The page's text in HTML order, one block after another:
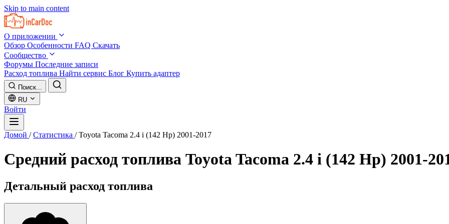
Skip to main content
О приложении
Обзор Особенности FAQ Скачать
Сообщество
Форумы Последние записи
Расход топлива Найти сервис Блог Купить адаптер
Поиск...
RU
Войти
Домой / Статистика / Toyota Tacoma 2.4 i (142 Hp) 2001-2017
Средний расход топлива Toyota Tacoma 2.4 i (142 Hp) 2001-
Детальный расход топлива